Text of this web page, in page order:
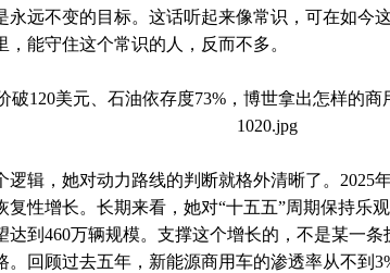
永远不变的目标。这话听起来像常识，可在如今
，能守住这个常识的人，反而不多。
逻辑，她对动力路线的判断就格外清晰了。2025
复性增长。长期来看，她对“十五五”周期保持乐
达到460万辆规模。支撑这个增长的，不是某一
。回顾过去五年，新能源商用车的渗透率从不到